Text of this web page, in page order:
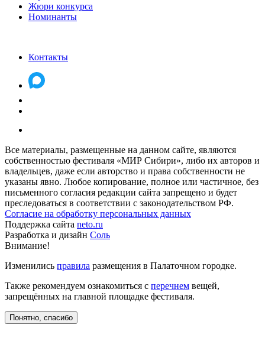
Жюри конкурса
Номинанты
Контакты
Все материалы, размещенные на данном сайте, являются
собственностью фестиваля «МИР Сибири», либо их авторов и
владельцев, даже если авторство и права собственности не
указаны явно. Любое копирование, полное или частичное, без
письменного согласия редакции сайта запрещено и будет
преследоваться в соответствии с законодательством РФ.
Согласие на обработку персональных данных
Поддержка сайта neto.ru
Разработка и дизайн Соль
Внимание!
Изменились правила размещения в Палаточном городке.
Также рекомендуем ознакомиться с перечнем вещей,
запрещённых на главной площадке фестиваля.
Понятно, спасибо